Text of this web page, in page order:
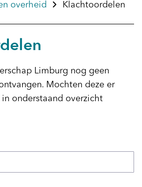
overheid Klachtoordelen
Limburg nog geen
Mochten deze er
in onderstaand overzicht